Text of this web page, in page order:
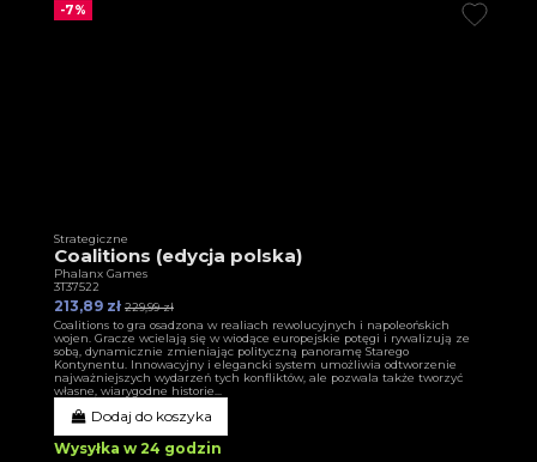
-7%
Strategiczne
Coalitions (edycja polska)
Phalanx Games
3T37522
213,89 zł 229,99 zł
Coalitions to gra osadzona w realiach rewolucyjnych i napoleońskich
wojen. Gracze wcielają się w wiodące europejskie potęgi i rywalizują ze
sobą, dynamicznie zmieniając polityczną panoramę Starego
Kontynentu. Innowacyjny i elegancki system umożliwia odtworzenie
najważniejszych wydarzeń tych konfliktów, ale pozwala także tworzyć
własne, wiarygodne historie...
Dodaj do koszyka
Wysyłka w 24 godzin